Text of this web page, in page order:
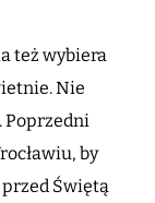
też wybiera
Nie
Poprzedni
by
Świętą